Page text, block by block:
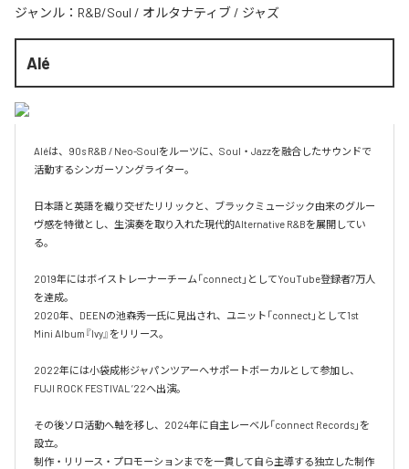
ジャンル： R&B/Soul / オルタナティブ / ジャズ
Alé
Aléは、90s R&B / Neo-Soulをルーツに、Soul・Jazzを融合したサウンドで
活動するシンガーソングライター。
日本語と英語を織り交ぜたリリックと、ブラックミュージック由来のグルー
ヴ感を特徴とし、生演奏を取り入れた現代的Alternative R&Bを展開してい
る。
2019年にはボイストレーナーチーム「connect」としてYouTube登録者7万人
を達成。
2020年、DEENの池森秀一氏に見出され、ユニット「connect」として1st
Mini Album『Ivy』をリリース。
2022年には小袋成彬ジャパンツアーへサポートボーカルとして参加し、
FUJI ROCK FESTIVAL ’22へ出演。
その後ソロ活動へ軸を移し、2024年に自主レーベル「connect Records」を
設立。
制作・リリース・プロモーションまでを一貫して自ら主導する独立した制作